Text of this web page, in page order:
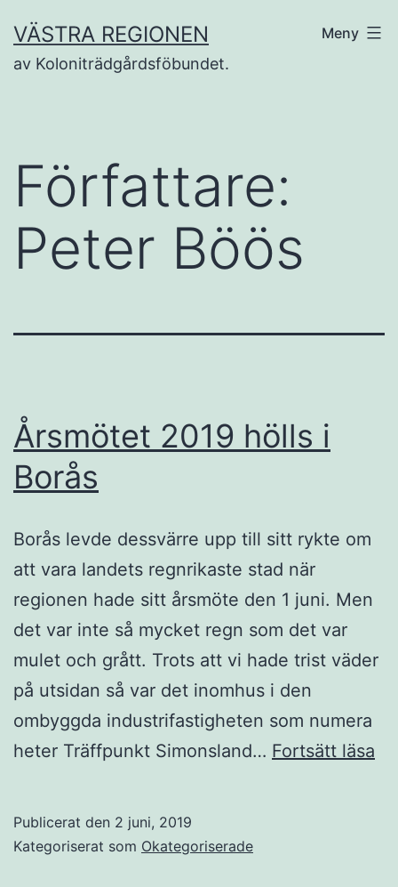
till
innehåll
VÄSTRA REGIONEN
av Koloniträdgårdsföbundet.
Meny
Författare:
Peter Böös
Årsmötet 2019 hölls i
Borås
Borås levde dessvärre upp till sitt rykte om
att vara landets regnrikaste stad när
regionen hade sitt årsmöte den 1 juni. Men
det var inte så mycket regn som det var
mulet och grått. Trots att vi hade trist väder
på utsidan så var det inomhus i den
ombyggda industrifastigheten som numera
heter Träffpunkt Simonsland… Fortsätt läsa
Publicerat den 2 juni, 2019
Kategoriserat som Okategoriserade